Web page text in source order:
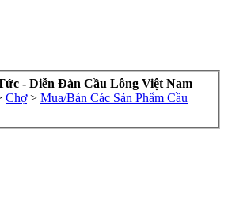
- Diễn Đàn Cầu Lông Việt Nam
Chợ > Mua/Bán Các Sản Phẩm Cầu